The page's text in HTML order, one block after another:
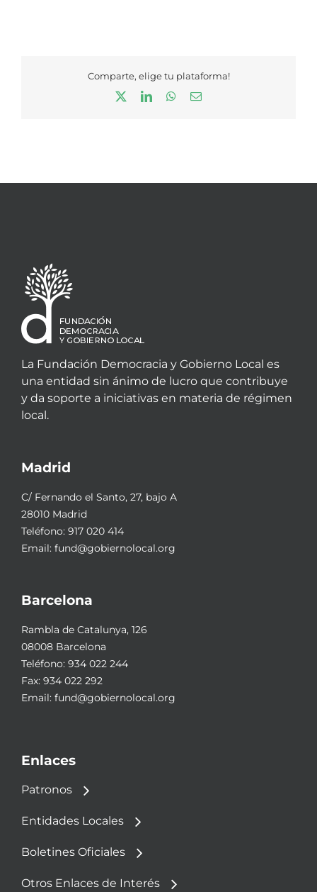
Comparte, elige tu plataforma!
LinkedInWhatsApp
Correo
La Fundación Democracia y Gobierno Local es
una entidad sin ánimo de lucro que contribuye
y da soporte a iniciativas en materia de régimen
local.
Madrid
C/ Fernando el Santo, 27, bajo A
28010 Madrid
Teléfono: 917 020 414
Email: fund@gobiernolocal.org
Barcelona
Rambla de Catalunya, 126
08008 Barcelona
Teléfono: 934 022 244
Fax: 934 022 292
Email: fund@gobiernolocal.org
Enlaces
Patronos
Entidades Locales
Boletines Oficiales
Otros Enlaces de Interés